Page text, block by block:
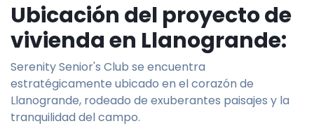
Ubicación del proyecto de
vivienda en Llanogrande:
Serenity Senior's Club se encuentra
estratégicamente ubicado en el corazón de
Llanogrande, rodeado de exuberantes paisajes y la
tranquilidad del campo.